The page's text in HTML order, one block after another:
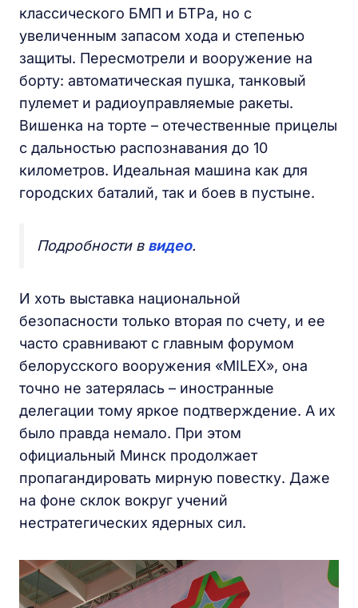
классического БМП и БТРа, но с
увеличенным запасом хода и степенью
защиты. Пересмотрели и вооружение на
борту: автоматическая пушка, танковый
пулемет и радиоуправляемые ракеты.
Вишенка на торте – отечественные прицелы
с дальностью распознавания до 10
километров. Идеальная машина как для
городских баталий, так и боев в пустыне.
Подробности в видео.
И хоть выставка национальной
безопасности только вторая по счету, и ее
часто сравнивают с главным форумом
белорусского вооружения «MILEX», она
точно не затерялась – иностранные
делегации тому яркое подтверждение. А их
было правда немало. При этом
официальный Минск продолжает
пропагандировать мирную повестку. Даже
на фоне склок вокруг учений
нестратегических ядерных сил.